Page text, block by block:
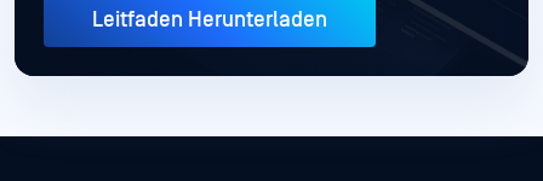
Leitfaden Herunterladen